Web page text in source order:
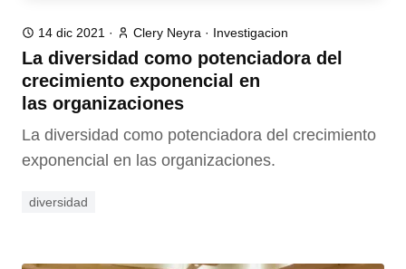
14 dic 2021 · Clery Neyra · Investigacion
La diversidad como potenciadora del
crecimiento exponencial en
las organizaciones
La diversidad como potenciadora del crecimiento
exponencial en las organizaciones.
diversidad